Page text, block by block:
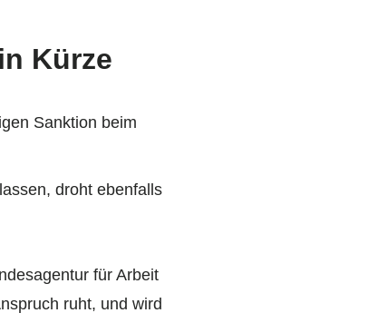
Kürze
Sanktion beim
droht ebenfalls
für Arbeit
ruht, und wird